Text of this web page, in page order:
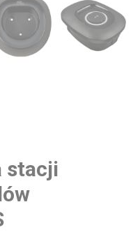
stacji